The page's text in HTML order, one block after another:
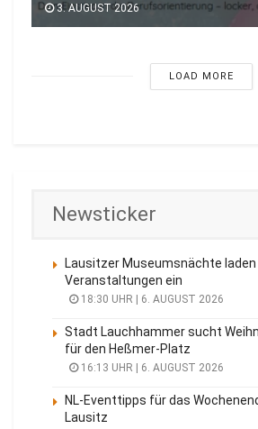
3. AUGUST 2026
LOAD MORE
Newsticker
Lausitzer Museumsnächte laden
Veranstaltungen ein
18:30 UHR | 6. AUGUST 2026
Stadt Lauchhammer sucht
für den Heßmer-Platz
16:13 UHR | 6. AUGUST 2026
NL-Eventtipps für das
Lausitz